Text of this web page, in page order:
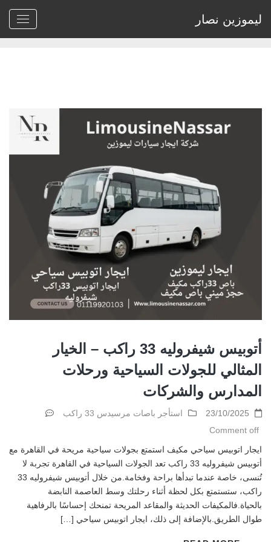
ليموزين نصار
Home
> Archive by tag ايجار اتوبيس 33راكب"
أتوبيس شيفروليه 33 راكب – الخيار
المثالي للجولات السياحية ورحلات
المدارس والشركات
23/10/2025
استأجر باصات مرسيدس 33 راكب
Comment off
ايجار اتوبيس سياحي مكيف استمتع بجولات سياحية مريحة في القاهرة مع
أتوبيس شيفروليه 33 راكب تعد الجولات السياحية في القاهرة تجربة لا
تُنسى، خاصة عندما تبدأها براحة وفخامة.من خلال أتوبيس شيفروليه 33
راكب، ستستمتع بكل لحظة أثناء رحلتك وسط العاصمة النابضة
بالحياة.فالمكيفات الحديثة والمقاعد المريحة تمنحك إحساسًا بالرفاهية
طوال الطريق.بالإضافة إلى ذلك، ايجار اتوبيس سياحي […]